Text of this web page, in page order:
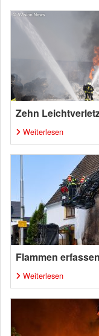
Zehn
Weiterlesen
Flammen
Weiterlesen